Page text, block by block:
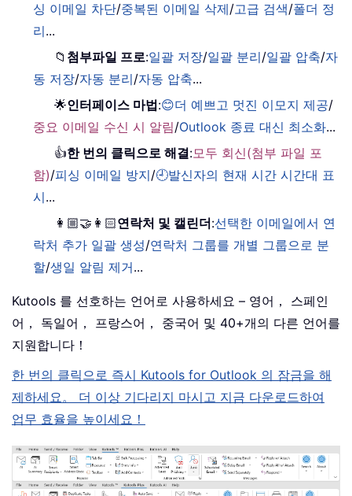
싱 이메일 차단/중복된 이메일 삭제/고급 검색/폴더 정
리...
📁 첨부파일 프로:일괄 저장/일괄 분리/일괄 압축/자
동 저장/자동 분리/자동 압축...
🌟인터페이스 마법:😊더 예쁘고 멋진 이모지 제공/
중요 이메일 수신 시 알림/Outlook 종료 대신 최소화...
👍한 번의 클릭으로 해결:모두 회신(첨부 파일 포
함)/피싱 이메일 방지/🕘발신자의 현재 시간 시간대 표
시...
👩🏼‍🤝‍👩🏻연락처 및 캘린더:선택한 이메일에서 연
락처 추가 일괄 생성/연락처 그룹를 개별 그룹으로 분
할/생일 알림 제거...
Kutools 를 선호하는 언어로 사용하세요 – 영어， 스페인
어， 독일어， 프랑스어， 중국어 및 40+개의 다른 언어를
지원합니다！
한 번의 클릭으로 즉시 Kutools for Outlook 의 잠금을 해
제하세요。 더 이상 기다리지 마시고 지금 다운로드하여
업무 효율을 높이세요！